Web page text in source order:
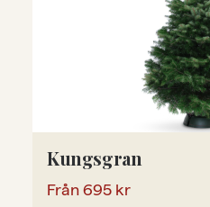
Kungsgran
Från695 kr